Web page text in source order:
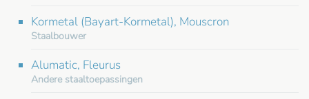
Kormetal (Bayart-Kormetal), Mouscron
Staalbouwer
Alumatic, Fleurus
Andere staaltoepassingen